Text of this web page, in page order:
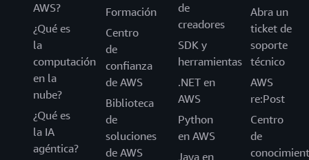
AWS?
¿Qué es
la
computación
en la
nube?
¿Qué es
la IA
agéntica?
Formación
Centro
de
confianza
de AWS
Biblioteca
de
soluciones
de AWS
de
creadores
SDK y
herramientas
.NET en
AWS
Python
en AWS
Java en
Abra un
ticket de
soporte
técnico
AWS
re:Post
Centro
de